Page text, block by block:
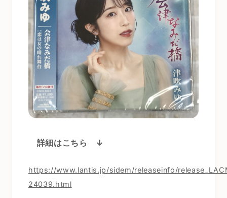
詳細はこちら ↓
https://www.lantis.jp/sidem/releaseinfo/
24039.html